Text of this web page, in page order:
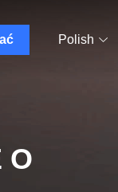
Polish
O